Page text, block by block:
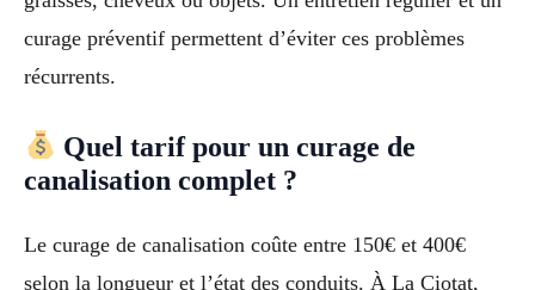
curage préventif permettent d’éviter ces problèmes
récurrents.
Quel tarif pour un curage de
canalisation complet ?
Le curage de canalisation coûte entre 150€ et 400€
selon la longueur et l’état des conduits. À La Ciotat,